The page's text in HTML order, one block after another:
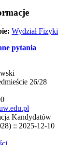
Wydział Fizyki
pytania
26/28
Kandydatów
:: 2025-12-10